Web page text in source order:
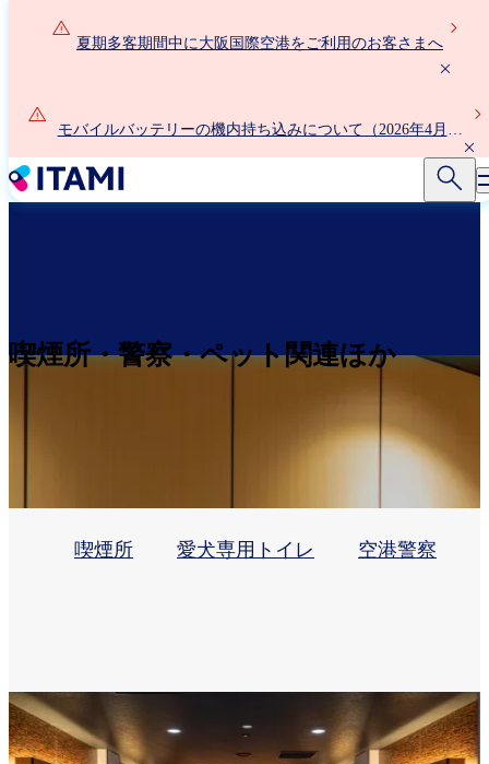
ン
ツ
に
夏期多客期間中に大阪国際空港をご利用のお客さまへ
モバイルバッテリーの機内持ち込みについて（2026年4月24
喫煙所・警察・ペット関連ほか
喫煙所 愛犬専用トイレ 空港警察